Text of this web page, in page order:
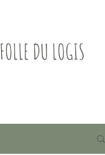
FOLLE DU LOGIS